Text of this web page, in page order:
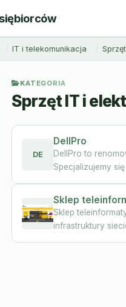
IT i telekomunikacja
KATEGORIA
Sprzęt IT i
DE
DellPro
DellPro to
Specjalizujemy
Sklep
Sklep
infrastruktury